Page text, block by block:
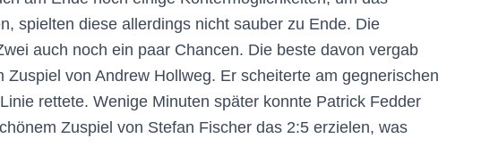
spielten diese allerdings nicht sauber zu Ende. Die
auch noch ein paar Chancen. Die beste davon vergab
von Andrew Hollweg. Er scheiterte am gegnerischen
rettete. Wenige Minuten später konnte Patrick Fedder
Zuspiel von Stefan Fischer das 2:5 erzielen, was